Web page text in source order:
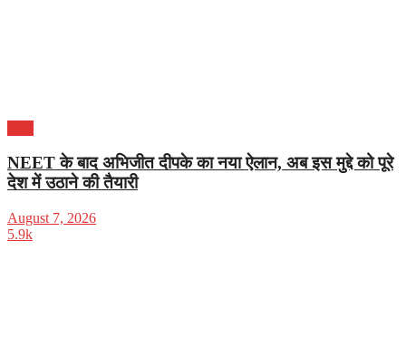
NEET के बाद अभिजीत दीपके का नया ऐलान, अब इस मुद्दे को पूरे
देश में उठाने की तैयारी
August 7, 2026
5.9k